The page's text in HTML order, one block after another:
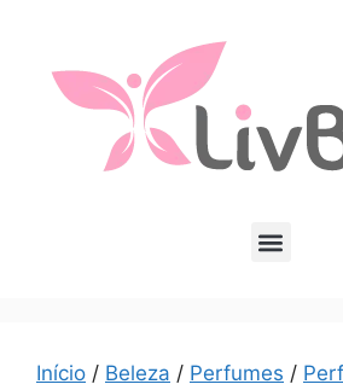
Início / Beleza / Perfumes /